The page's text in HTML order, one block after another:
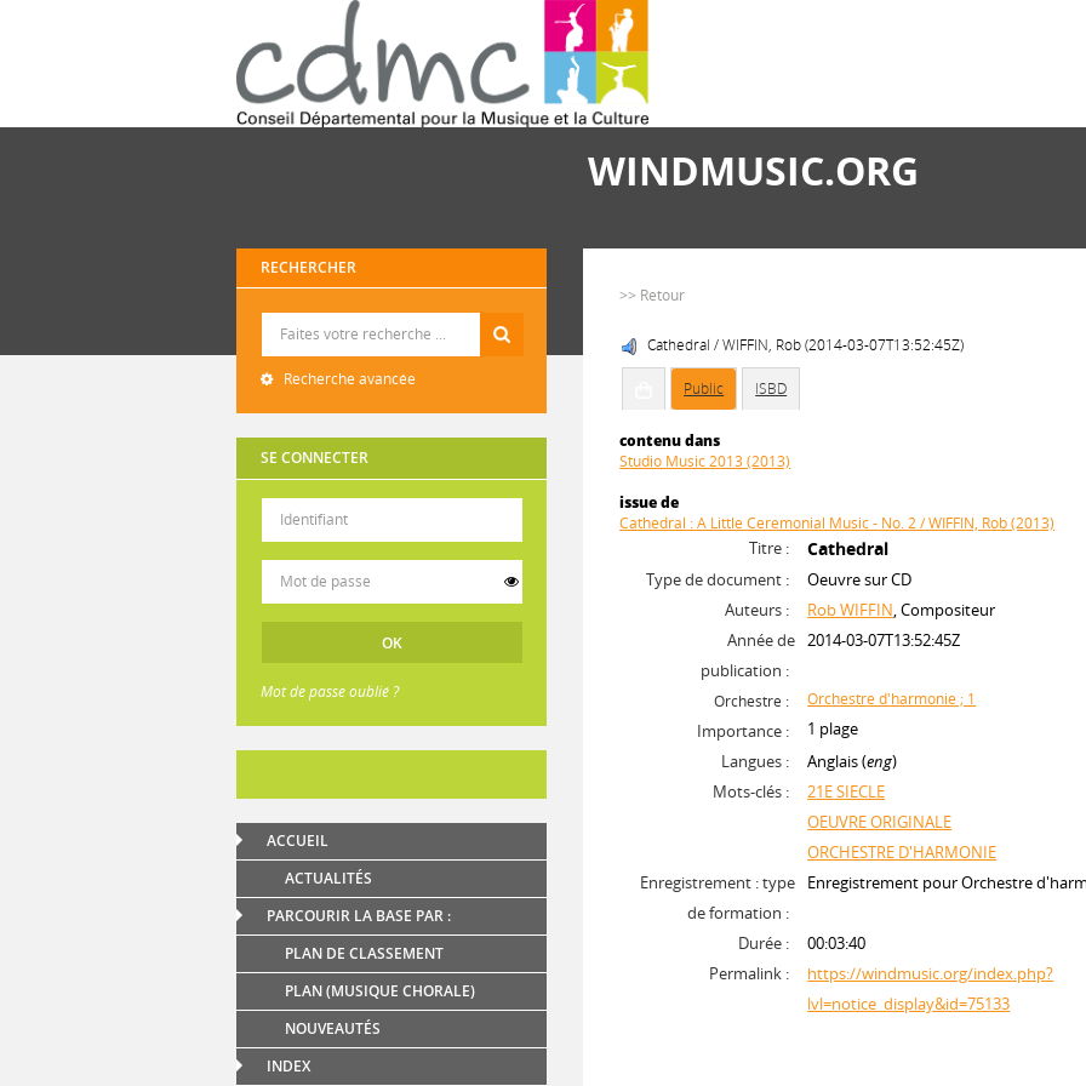
WINDMUSIC.ORG
RECHERCHER
Recherche avancée
SE CONNECTER
Mot de passe oublié ?
ACCUEIL
ACTUALITÉS
PARCOURIR LA BASE PAR :
PLAN DE CLASSEMENT
PLAN (MUSIQUE CHORALE)
NOUVEAUTÉS
INDEX
>> Retour
Cathedral / WIFFIN, Rob (2014-03-07T13:52:45Z)
Public ISBD
contenu dans
Studio Music 2013 (2013)
issue de
Cathedral : A Little Ceremonial Music - No. 2 / WIFFIN, Rob (2013)
Titre : Cathedral
Type de document :
Oeuvre sur CD
Auteurs :
Rob WIFFIN, Compositeur
Année de
publication :
2014-03-07T13:52:45Z
Orchestre : Orchestre d'harmonie ; 1
Importance :
1 plage
Langues :
Anglais (eng)
Mots-clés :
21E SIECLE
OEUVRE ORIGINALE
ORCHESTRE D'HARMONIE
Enregistrement : type
de formation :
Enregistrement pour Orchestre
Durée :
00:03:40
Permalink :
https://windmusic.org/index.php?
lvl=notice_display&id=75133